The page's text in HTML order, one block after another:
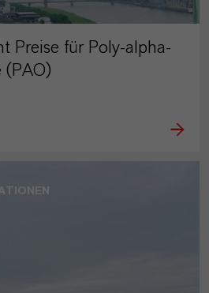
Preise für Poly-alpha-
(PAO)